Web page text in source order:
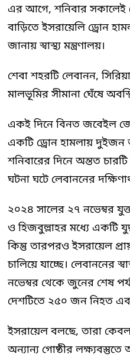
এর আগে, শনিবার সকালেই
বাড়িতে ইসরায়েলি ড্রোন
জানায় স্বাস্থ্য মন্ত্রণালয়।
শেবা শহরটি লেবানন,
মালভূমির সীমানা ঘেঁষে
একই দিনে বিনত জবেইল
একটি ড্রোন হামলায় দুইজন
শনিবারের দিনে অন্তত
ঘটনা ঘটে লেবাননের
২০২৪ সালের ২৭ নভেম্বর
ও হিজবুল্লাহর মধ্যে একটি
কিন্তু তারপরও ইসরায়েল
চালিয়ে যাচ্ছে। লেবাননের
নভেম্বর থেকে জুনের শেষ
দেশটিতে ২৫০ জন নিহত
ইসরায়েল বলছে, তারা
অন্যান্য গোষ্ঠীর